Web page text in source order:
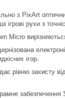
з PixArt
рухи з
Micro
ігор.
рівню захисту